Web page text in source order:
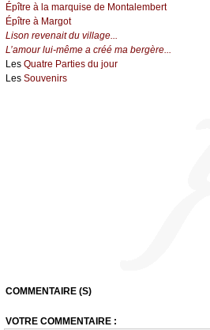
Épître à la marquise de Montalembert
Épître à Margot
Lison revenait du village...
L’amour lui-même a créé ma bergère...
Les Quatre Parties du jour
Les Souvenirs
COMMENTAIRE (S)
VOTRE COMMENTAIRE :